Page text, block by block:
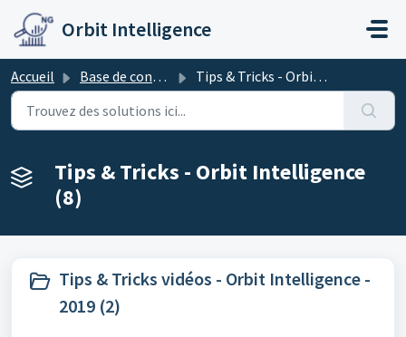
Passer au contenu principal
Orbit Intelligence
Accueil Base de connaissances Tips & Tricks - Orbit Intelligence
Tips & Tricks - Orbit Intelligence
(8)
Tips & Tricks vidéos - Orbit Intelligence -
2019 (2)